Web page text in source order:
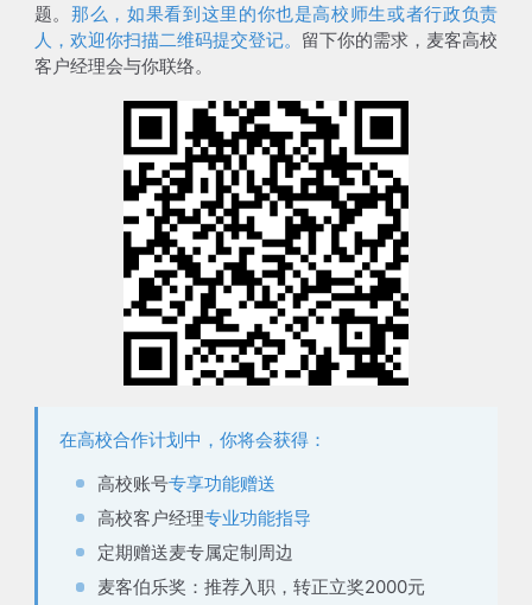
题。 那么，如果看到这里的你也是高校师生或者行政负责
人，欢迎你扫描二维码提交登记。 留下你的需求，麦客高校
客户经理会与你联络。
在高校合作计划中，你将会获得：
高校账号专享功能赠送
高校客户经理专业功能指导
定期赠送麦专属定制周边
麦客伯乐奖：推荐入职， 转正立奖2000元